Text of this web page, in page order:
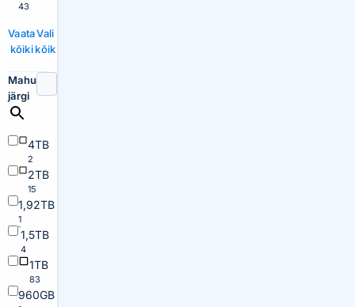
43
Vaata
kõiki
Vali
kõik
Mahu
järgi
4TB
2
2TB
15
1,92TB
1
1,5TB
4
1TB
83
960GB